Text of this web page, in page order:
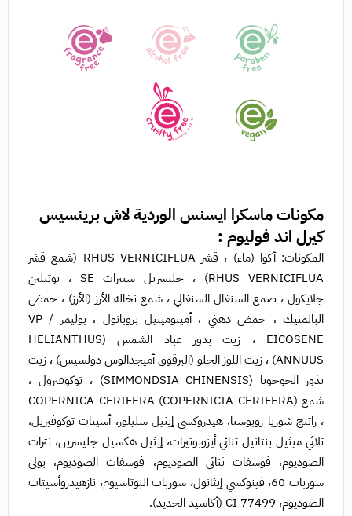
مكوناتماسكرا ايسنس الوردية لاش برينسيس
كيرل اند فوليوم :
المكونات: أكوا (ماء) ، قشر RHUS VERNICIFLUA (شمع قشر
RHUS VERNICIFLUA) ، جليسريل ستيرات SE ، بوتيلين
جلايكول ، صمغ السنغال السنغالي ، شمع نخالة الأرز (الأرز) ، حمض
البالمتيك ، حمض دهني ، أمينوميثيل بروبانول ، بوليمر VP /
EICOSENE ، زيت بذور عباد الشمس (HELIANTHUS
ANNUUS) ، زيت اللوز الحلو (البرقوق أميجدالوس دولسيس) ، زيت
بذور الجوجوبا (SIMMONDSIA CHINENSIS) ، توكوفيرول ،
شمع COPERNICA CERIFERA (COPERNICIA CERIFERA)
، راتنج شوريا روبوستا، هيدروكسي إيثيل سليلوز، أسيتات توكوفيريل،
ثلاثي ميثيل بنتانيل ثنائي أيزوبوتيرات، إيثيل هكسيل جليسرين، نترات
الصوديوم، فوسفات ثنائي الصوديوم، فوسفات الصوديوم، بولي
سوربات 60، فينوكسي إيثانول، سوربات البوتاسيوم، نازهيدروأسيتات
الصوديوم، CI 77499 (أكاسيد الحديد).